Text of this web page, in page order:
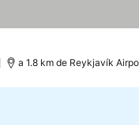
a 1.8 km de Reykjavík